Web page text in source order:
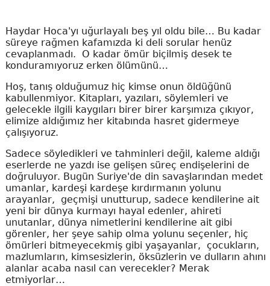
Haydar Hoca'yı uğurlayalı beş yıl oldu bile… Bu kadar
süreye rağmen kafamızda ki deli sorular henüz
cevaplanmadı. O kadar ömür biçilmiş desek te
konduramıyoruz erken ölümünü…
Hoş, tanış olduğumuz hiç kimse onun öldüğünü
kabullenmiyor. Kitapları, yazıları, söylemleri ve
gelecekle ilgili kaygıları birer birer karşımıza çıkıyor,
elimize aldığımız her kitabında hasret gidermeye
çalışıyoruz.
Sadece söyledikleri ve tahminleri değil, kaleme aldığı
eserlerde ne yazdı ise gelişen süreç endişelerini de
doğruluyor. Bugün Suriye'de din savaşlarından medet
umanlar, kardeşi kardeşe kırdırmanın yolunu
arayanlar, geçmişi unutturup, sadece kendilerine ait
yeni bir dünya kurmayı hayal edenler, ahireti
unutanlar, dünya nimetlerini kendilerine ait gibi
görenler, her şeye sahip olma yolunu seçenler, hiç
ömürleri bitmeyecekmiş gibi yaşayanlar, çocukların,
mazlumların, kimsesizlerin, öksüzlerin ve dulların ahını
alanlar acaba nasıl can verecekler? Merak
etmiyorlar…